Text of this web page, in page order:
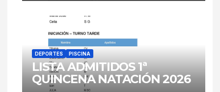
DEPORTES PISCINA
LISTA ADMITIDOS 1ª
QUINCENA NATACIÓN 2026